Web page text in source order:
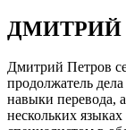
ДМИТРИЙ
Дмитрий Петров
продолжатель
навыки перевода,
нескольких